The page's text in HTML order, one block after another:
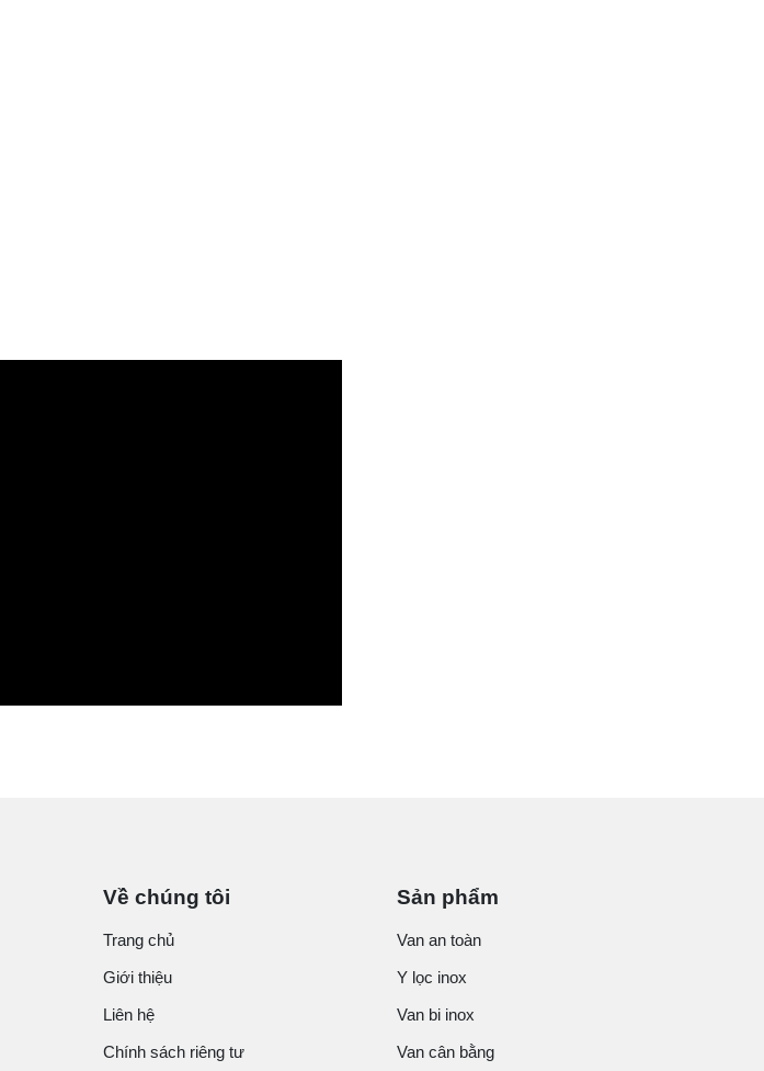
Về chúng tôi
Trang chủ
Giới thiệu
Liên hệ
Chính sách riêng tư
Sản phẩm
Van an toàn
Y lọc inox
Van bi inox
Van cân bằng